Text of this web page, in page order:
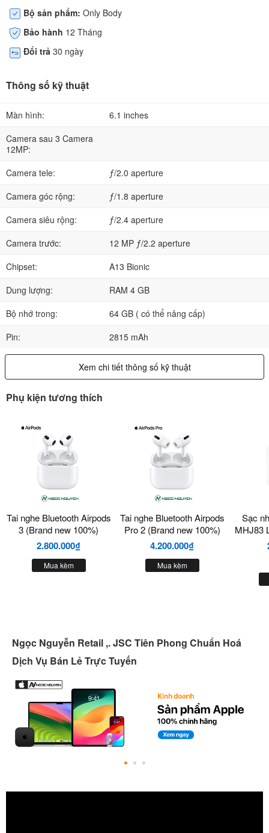
Bộ sản phẩm: Only Body
Bảo hành 12 Tháng
Đổi trả 30 ngày
Thông số kỹ thuật
Màn hình:
6.1 inches
Camera sau 3 Camera
12MP:
Camera tele:
ƒ/2.0 aperture
Camera góc rộng:
ƒ/1.8 aperture
Camera siêu rộng:
ƒ/2.4 aperture
Camera trước:
12 MP ƒ/2.2 aperture
Chipset:
A13 Bionic
Dung lượng:
RAM 4 GB
Bộ nhớ trong:
64 GB ( có thể nâng cấp)
Pin:
2815 mAh
Xem chi tiết thông số kỹ thuật
Phụ kiện tương thích
Tai nghe Bluetooth Airpods
3 (Brand new 100%)
2.800.000₫
Mua kèm
Tai nghe Bluetooth Airpods
Pro 2 (Brand new 100%)
4.200.000₫
Mua kèm
Sạc
MHJ83
Ngọc Nguyễn Retail ,. JSC Tiên Phong Chuẩn Hoá
Dịch Vụ Bán Lẻ Trực Tuyến